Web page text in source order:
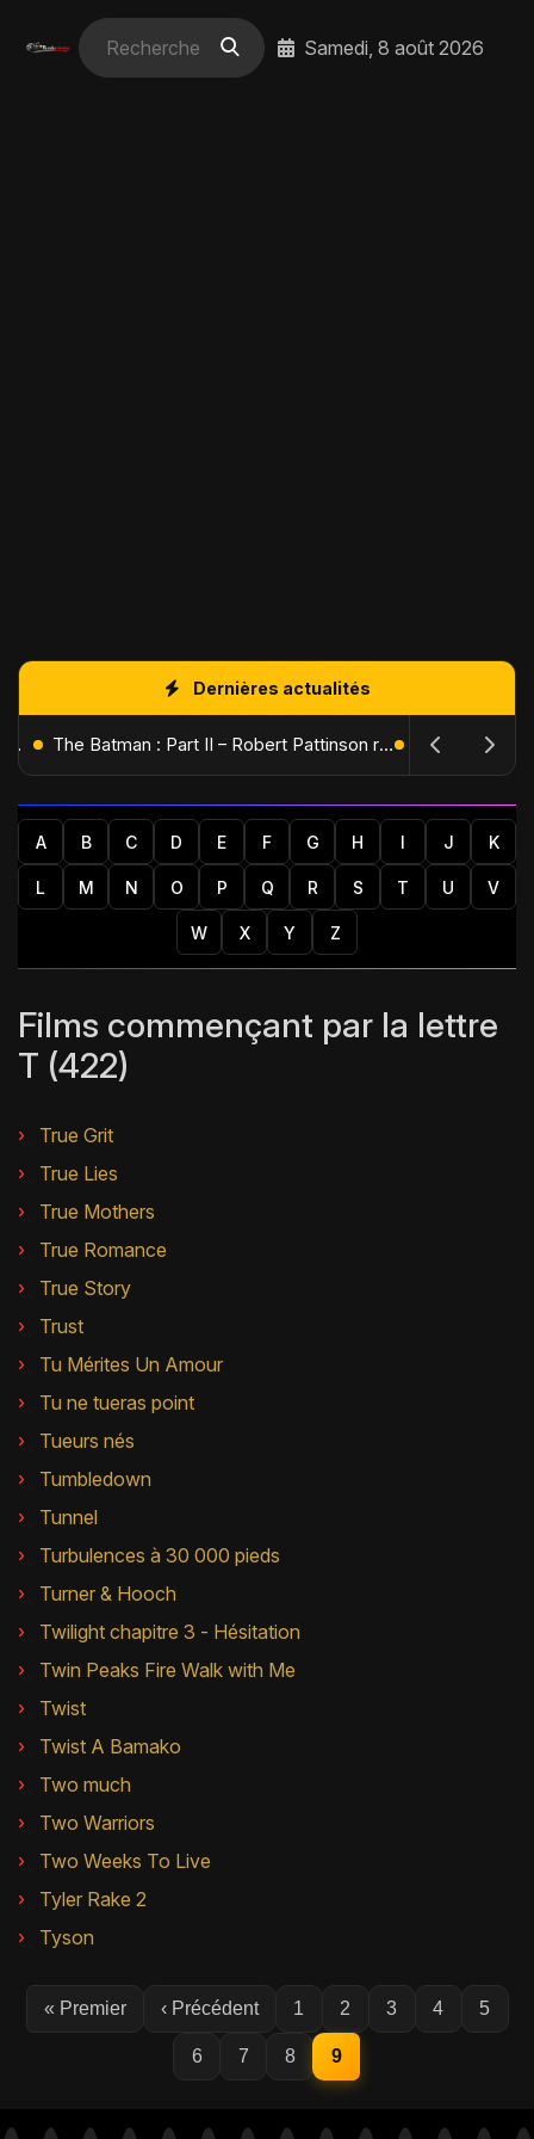
Samedi, 8 août 2026
Dernières actualités
L'Âge de Glace : Le Réveil du Volcan – Manny, Sid et Diego de retour pour une aventure explosive The Batman : Part II – Robert Pattinson replonge dans les ténèbres de Gotham dès octobre 2027
A B C D E F G H I J K
L M N O P Q R S T U V
W X Y Z
Films commençant par la lettre
T (422)
True Grit
True Lies
True Mothers
True Romance
True Story
Trust
Tu Mérites Un Amour
Tu ne tueras point
Tueurs nés
Tumbledown
Tunnel
Turbulences à 30 000 pieds
Turner & Hooch
Twilight chapitre 3 - Hésitation
Twin Peaks Fire Walk with Me
Twist
Twist A Bamako
Two much
Two Warriors
Two Weeks To Live
Tyler Rake 2
Tyson
« Premier ‹ Précédent 1 2 3 4 5
6 7 8 9